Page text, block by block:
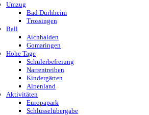
Umzug
Bad Dürhheim
Trossingen
Ball
Aichhalden
Gomaringen
Hohe Tage
Schülerbefreiung
Narrentreiben
Kindergärten
Alpenland
Aktivitäten
Europapark
Schlüsselübergabe